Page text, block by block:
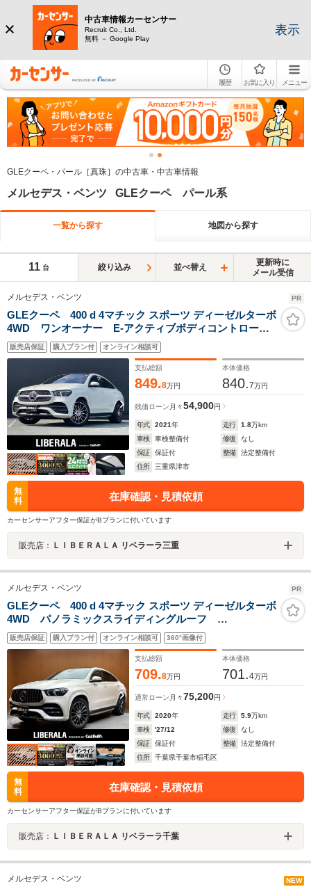
中古車情報カーセンサー
Recruit Co., Ltd.
無料 － Google Play
表示
履歴 お気に入り メニュー
GLEクーペ・パール［真珠］の中古車・中古車情報
メルセデス・ベンツ GLEクーペ パール系
一覧から探す 地図から探す
11 台 絞り込み 並べ替え
更新時に
メール受信
メルセデス・ベンツ PR
GLEクーペ 400 d 4マチック スポーツ ディーゼルターボ
4WD ワンオーナー E-アクティブボディコントロール
PKG パノラミックスライディングルーフ Burmester
サラウンドサウンド 温冷機能付カップホルダー アン
ビエントライト パフュームアトマイザー ナビ
販売店保証 購入プラン付 オンライン相談可
支払総額
849.8万円
本体価格
840.7万円
残価ローン 月々54,900円
年式 2021年 走行 1.8万km
車検
車検整備付 修復
なし
保証
保証付 整備
法定整備付
住所
三重県津市
無
料
在庫確認・見積依頼
カーセンサーアフター保証がBプランに付いています
販売店： ＬＩＢＥＲＡＬＡ リベラーラ三重
メルセデス・ベンツ PR
GLEクーペ 400 d 4マチック スポーツ ディーゼルターボ
4WD パノラミックスライディングルーフ
Burmester 黒革シート ベンチレーション シートヒ
ーター パワーシート HUD アンビエントライト
360°カメラ 電動リアゲート ワイヤレスチャージン
グ ドラレコ ETC
販売店保証 購入プラン付 オンライン相談可 360°画像付
支払総額
709.8万円
本体価格
701.4万円
通常ローン 月々75,200円
年式 2020年 走行 5.9万km
車検
'27/12 修復
なし
保証
保証付 整備
法定整備付
住所
千葉県千葉市稲毛区
無
料
在庫確認・見積依頼
カーセンサーアフター保証がBプランに付いています
販売店： ＬＩＢＥＲＡＬＡ リベラーラ千葉
メルセデス・ベンツ NEW